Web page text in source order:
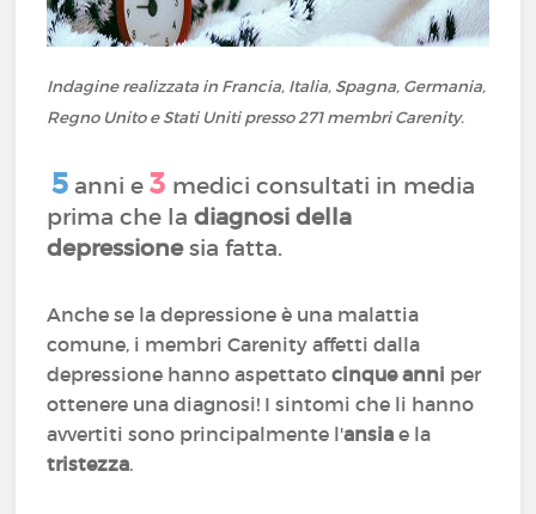
Indagine realizzata in Francia, Italia, Spagna, Germania,
Regno Unito e Stati Uniti presso 271 membri Carenity.
5 anni e3 medici consultati in media
prima che ladiagnosi della
depressionesia fatta.
Anche se la depressione è una malattia
comune, i membri Carenity affetti dalla
depressione hanno aspettatocinque anni per
ottenere una diagnosi! I sintomi che li hanno
avvertiti sono principalmente l'ansia e la
tristezza.